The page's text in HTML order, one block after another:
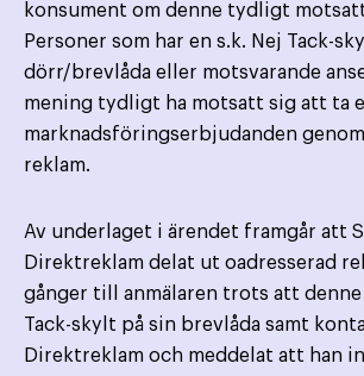
konsument om denne tydligt
Personer som har en s.k. Nej Tack-
dörr/brevlåda eller motsvarande
mening tydligt ha motsatt sig att ta
marknadsföringserbjudanden
reklam.
Av underlaget i ärendet framgår att
Direktreklam delat ut oadresserad
gånger till anmälaren trots att
Tack-skylt på sin brevlåda samt
Direktreklam och meddelat att han